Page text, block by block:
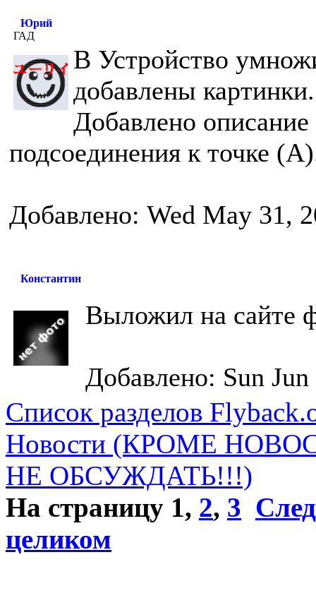
Юрий
ГАД
В Устройство
добавлены картинки.
Добавлено описание
подсоединения к точке
Добавлено: Wed May 31,
Константин
Выложил на сайте
Добавлено: Sun
Список разделов
Новости (КРОМЕ
НЕ ОБСУЖДАТЬ!!!)
На страницу 1, 2, 3
целиком